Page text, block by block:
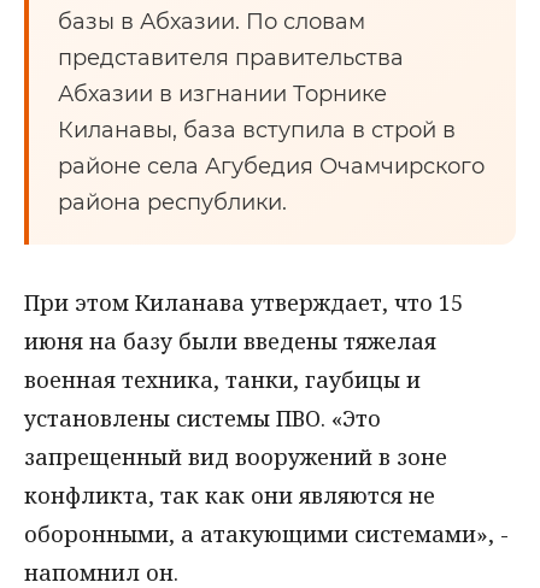
базы в Абхазии. По словам
представителя правительства
Абхазии в изгнании Торнике
Киланавы, база вступила в строй в
районе села Агубедия Очамчирского
района республики.
При этом Киланава утверждает, что 15
июня на базу были введены тяжелая
военная техника, танки, гаубицы и
установлены системы ПВО. «Это
запрещенный вид вооружений в зоне
конфликта, так как они являются не
оборонными, а атакующими системами», -
напомнил он.